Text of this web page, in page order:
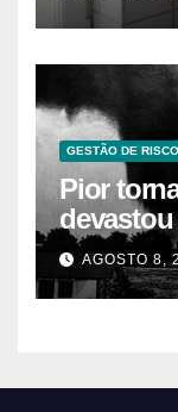
GESTÃO DE
Pior
AGOSTO 8,